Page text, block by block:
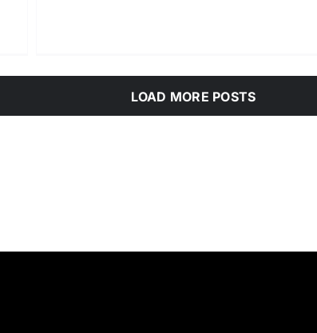
LOAD MORE POSTS